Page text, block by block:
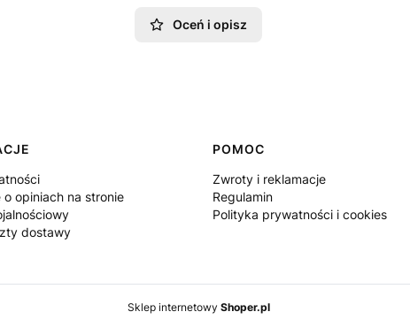
Oceń i opisz
o opiniach na stronie
dostawy
POMOC
Zwroty i reklamacje
Regulamin
Polityka prywatności i cookies
Sklep internetowy Shoper.pl